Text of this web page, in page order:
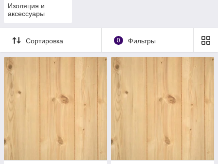
Изоляция и
аксессуары
Сортировка 0 Фильтры